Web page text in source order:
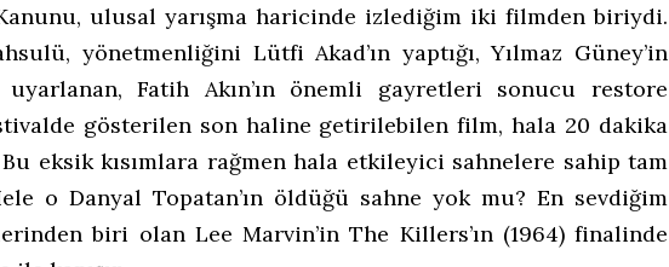
ulusal yarışma haricinde izlediğim iki filmden biriydi.
yönetmenliğini Lütfi Akad’ın yaptığı, Yılmaz Güney’in
uyarlanan, Fatih Akın’ın önemli gayretleri sonucu restore
gösterilen son haline getirilebilen film, hala 20 dakika
eksik kısımlara rağmen hala etkileyici sahnelere sahip tam
o Danyal Topatan’ın öldüğü sahne yok mu? En sevdiğim
biri olan Lee Marvin’in The Killers’ın (1964) finalinde